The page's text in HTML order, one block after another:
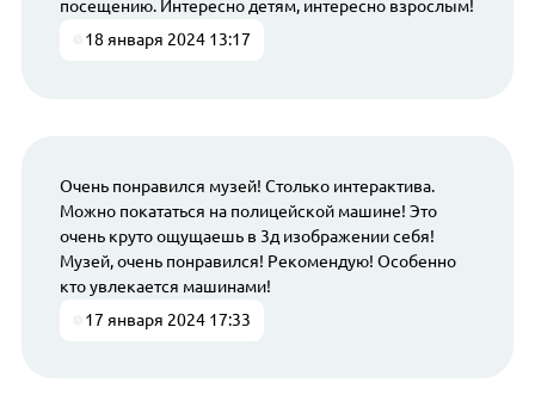
посещению. Интересно детям, интересно взрослым!
18 января 2024 13:17
Очень понравился музей! Столько интерактива.
Можно покататься на полицейской машине! Это
очень круто ощущаешь в 3д изображении себя!
Музей, очень понравился! Рекомендую! Особенно
кто увлекается машинами!
17 января 2024 17:33